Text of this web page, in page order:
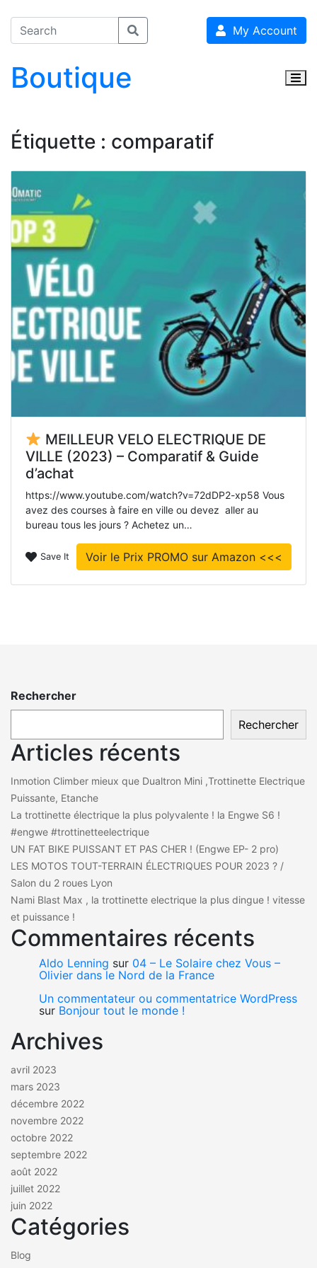
My Account
Boutique
Étiquette : comparatif
MEILLEUR VELO ELECTRIQUE DE
VILLE (2023) – Comparatif & Guide
d’achat
https://www.youtube.com/watch?v=72dDP2-xp58 Vous
avez des courses à faire en ville ou devez aller au
bureau tous les jours ? Achetez un…
Save It Voir le Prix PROMO sur Amazon <<<
Rechercher
Rechercher
Articles récents
Inmotion Climber mieux que Dualtron Mini ,Trottinette Electrique
Puissante, Etanche
La trottinette électrique la plus polyvalente ! la Engwe S6 !
#engwe #trottinetteelectrique
UN FAT BIKE PUISSANT ET PAS CHER ! (Engwe EP- 2 pro)
LES MOTOS TOUT-TERRAIN ÉLECTRIQUES POUR 2023 ? /
Salon du 2 roues Lyon
Nami Blast Max , la trottinette electrique la plus dingue ! vitesse
et puissance !
Commentaires récents
Aldo Lenning sur 04 – Le Solaire chez Vous –
Olivier dans le Nord de la France
Un commentateur ou commentatrice WordPress
sur Bonjour tout le monde !
Archives
avril 2023
mars 2023
décembre 2022
novembre 2022
octobre 2022
septembre 2022
août 2022
juillet 2022
juin 2022
Catégories
Blog